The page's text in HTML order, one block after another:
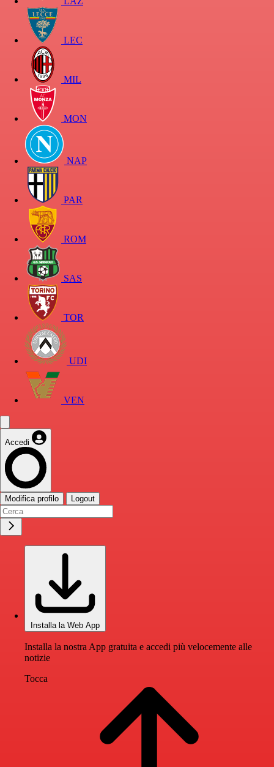
LEC
MIL
MON
NAP
PAR
ROM
SAS
TOR
UDI
VEN
Accedi
Modifica profilo Logout
Installa la Web App
Installa la nostra App gratuita e accedi più velocemente alle
notizie
Tocca